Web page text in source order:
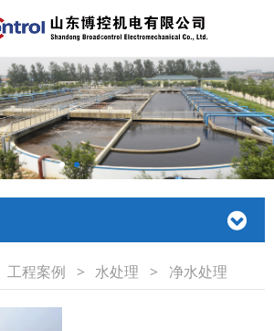
工程案例 > 水处理 > 净水处理